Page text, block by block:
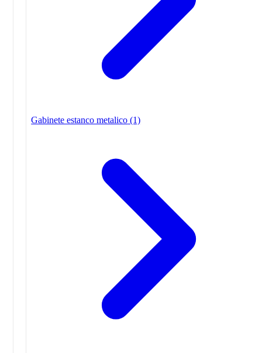
Gabinete estanco metalico (1)